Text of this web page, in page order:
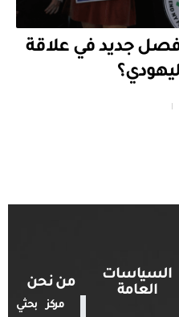
جديد في علاقة
السياسات
العامة
من نحن
مركز بحثي